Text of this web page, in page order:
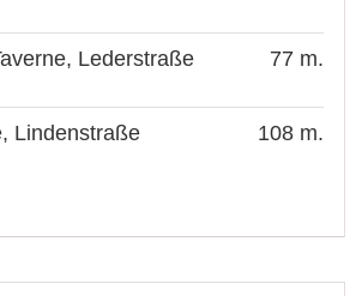
Lederstraße 77 m.
Lindenstraße 108 m.